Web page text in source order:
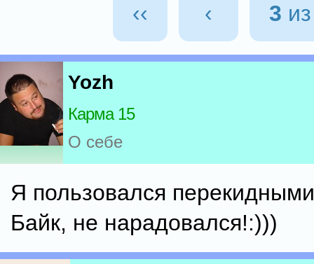
‹‹ ‹ 3
Yozh
Карма 15
О себе
Я пользовался
Байк, не нарадовался!:)))